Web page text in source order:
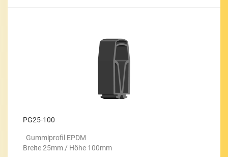
PG25-​100
Gum­mi­pro­fil EPDM
Brei­te 25mm / Höhe 100mm